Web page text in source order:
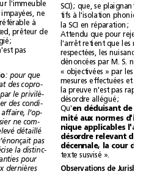
crire aucune hypothèque sur l'immeuble
vendu au titre des charges impayées, ne
bénéficiait d'aucun rang préférable à
celui de la société Cry limited, prêteur de
deniers et créancier privilégié;
D'où il suit que le moyen n'est pas
Observations de Jurishebdo
: pour que
les sommes dues au syndicat des copro-
priétaires soient garanties par le privilè-
ge, le syndicat doit respecter des condi-
tions de forme. Dans cette affaire, l’op-
position délivrée par l’huissier ne com-
portait pas en annexe le relevé détaillé
des charges réclamées et n’énonçait pas
de façon suffisamment précise la distinc-
tion entre les créances garanties pour
l’année en cours et les deux dernières
la SCI en réparation;
désordre allégué;
Qu'
texte susvisé ».